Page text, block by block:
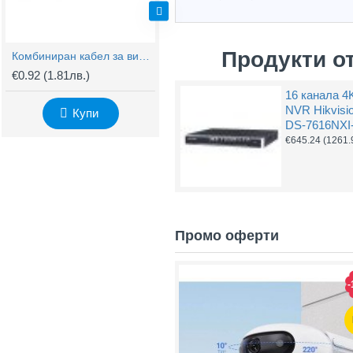
€0.92 (1.81лв.)
Купи
BNC Kонектор с Винт
(1.20лв.)
Продукти
16 канала
NVR
DS-
€645.24
Промо оферти
-